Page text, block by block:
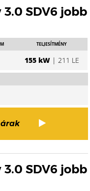
SDV6 jobb
TELJESÍTMÉNY
155 kW| 211 LE
SDV6 jobb